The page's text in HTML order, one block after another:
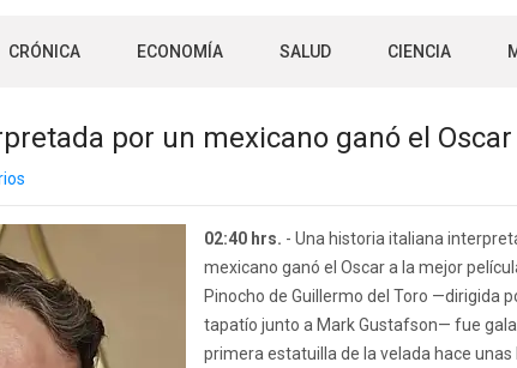
CRÓNICA ECONOMÍA SALUD CIENCIA
por un mexicano ganó el Oscar
02:40 hrs. - Una historia italiana
mexicano ganó el Oscar a la mejor
Pinocho de Guillermo del Toro —dirigida
tapatío junto a Mark Gustafson— fue
primera estatuilla de la velada hace